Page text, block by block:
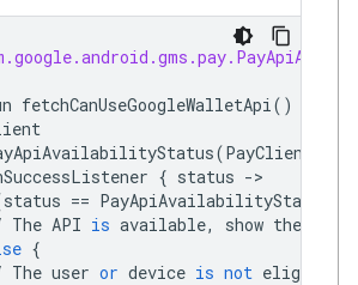
fetchCanUseGoogleWalletApi()
(PayClient
{ status ->
status == PayApiAvailabilityStatus
The API is available, show the
{
The user or device is not eligible